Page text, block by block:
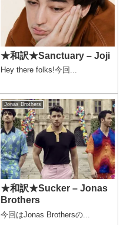
★和訳★Sanctuary – Joji
Hey there folks!今回...
Jonas Brothers
★和訳★Sucker – Jonas
Brothers
今回はJonas Brothersの...